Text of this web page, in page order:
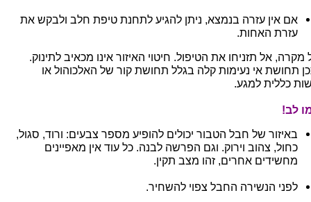
אם אין עזרה בנמצא, ניתן להגיע לתחנת טיפת חלב ולבקש את
עזרת האחות.
מקרה, אל תזניחו את הטיפול. חיטוי האיזור אינו מכאיב לתינוק.
תחושת אי נעימות קלה בגלל תחושת קור של האלכוהול או
כללית למגע.
לב!
באיזור של חבל הטבור יכולים להופיע מספר צבעים: ורוד, סגול,
כחול, צהוב וירוק. וגם הפרשה לבנה. כל עוד אין מאפיינים
מחשידים אחרים, זהו מצב תקין.
לפני הנשירה החבל צפוי להשחיר.